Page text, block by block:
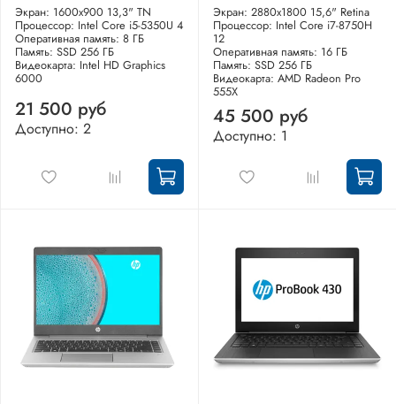
Экран: 1600x900 13,3" TN
Процессор: Intel Core i5-5350U 4
Оперативная память: 8 ГБ
Память: SSD 256 ГБ
Видеокарта: Intel HD Graphics
6000
21 500 руб
Доступно: 2
Экран: 2880x1800 15,6" Retina
Процессор: Intel Core i7-8750H
12
Оперативная память: 16 ГБ
Память: SSD 256 ГБ
Видеокарта: AMD Radeon Pro
555X
45 500 руб
Доступно: 1